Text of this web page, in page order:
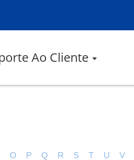
Ao Cliente
O P Q R S T U V